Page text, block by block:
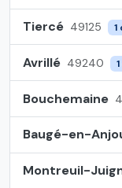
Tiercé 49125
Avrillé 49240
Bouchemaine
Baugé-en-
Montreuil-